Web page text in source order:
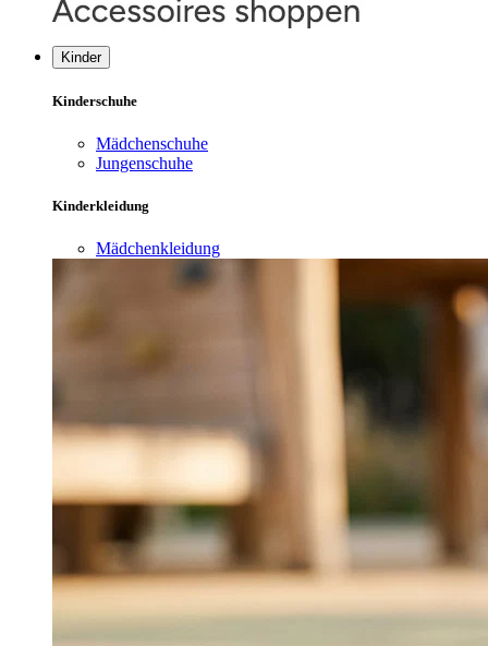
Kinder
Kinderschuhe
Mädchenschuhe
Jungenschuhe
Kinderkleidung
Mädchenkleidung